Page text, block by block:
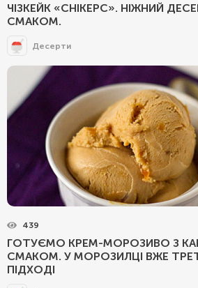
ЧІЗКЕЙК «СНІКЕРС». НІЖНИЙ
СМАКОМ.
Десерти
439
ГОТУЄМО КРЕМ-МОРОЗИВО З
СМАКОМ. У МОРОЗИЛЦІ ВЖЕ
ПІДХОДІ